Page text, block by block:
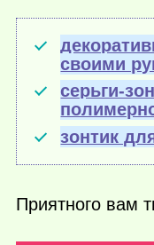
своими
серьги-
зонтик
Приятного вам